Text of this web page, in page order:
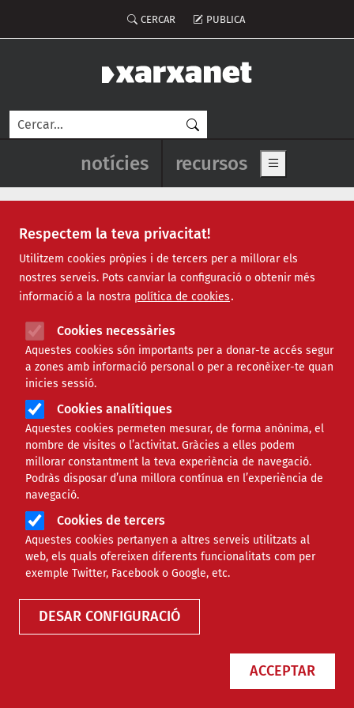
Respectem la teva privacitat!
Utilitzem cookies pròpies i de tercers per a millorar els
nostres serveis. Pots canviar la configuració o obtenir més
informació a la nostra política de cookies
Cookies necessàries
Aquestes cookies són importants per a donar-te accés segur
a zones amb informació personal o per a reconèixer-te quan
inicies sessió.
Cookies analítiques
Aquestes cookies permeten mesurar, de forma anònima, el
nombre de visites o l’activitat. Gràcies a elles podem
millorar constantment la teva experiència de navegació.
Podràs disposar d’una millora contínua en l’experiència de
navegació.
Cookies de tercers
Aquestes cookies pertanyen a altres serveis utilitzats al
web, els quals ofereixen diferents funcionalitats com per
exemple Twitter, Facebook o Google, etc.
DESAR CONFIGURACIÓ
ACCEPTAR
Menú del compte d'usuari
CERCAR PUBLICA
Cerca
Navegació principal de
notícies recursos Show main
Gegantons
Tot a punt a Santa Coloma de
Gramenet per ser Ciutat Gegantera
2023